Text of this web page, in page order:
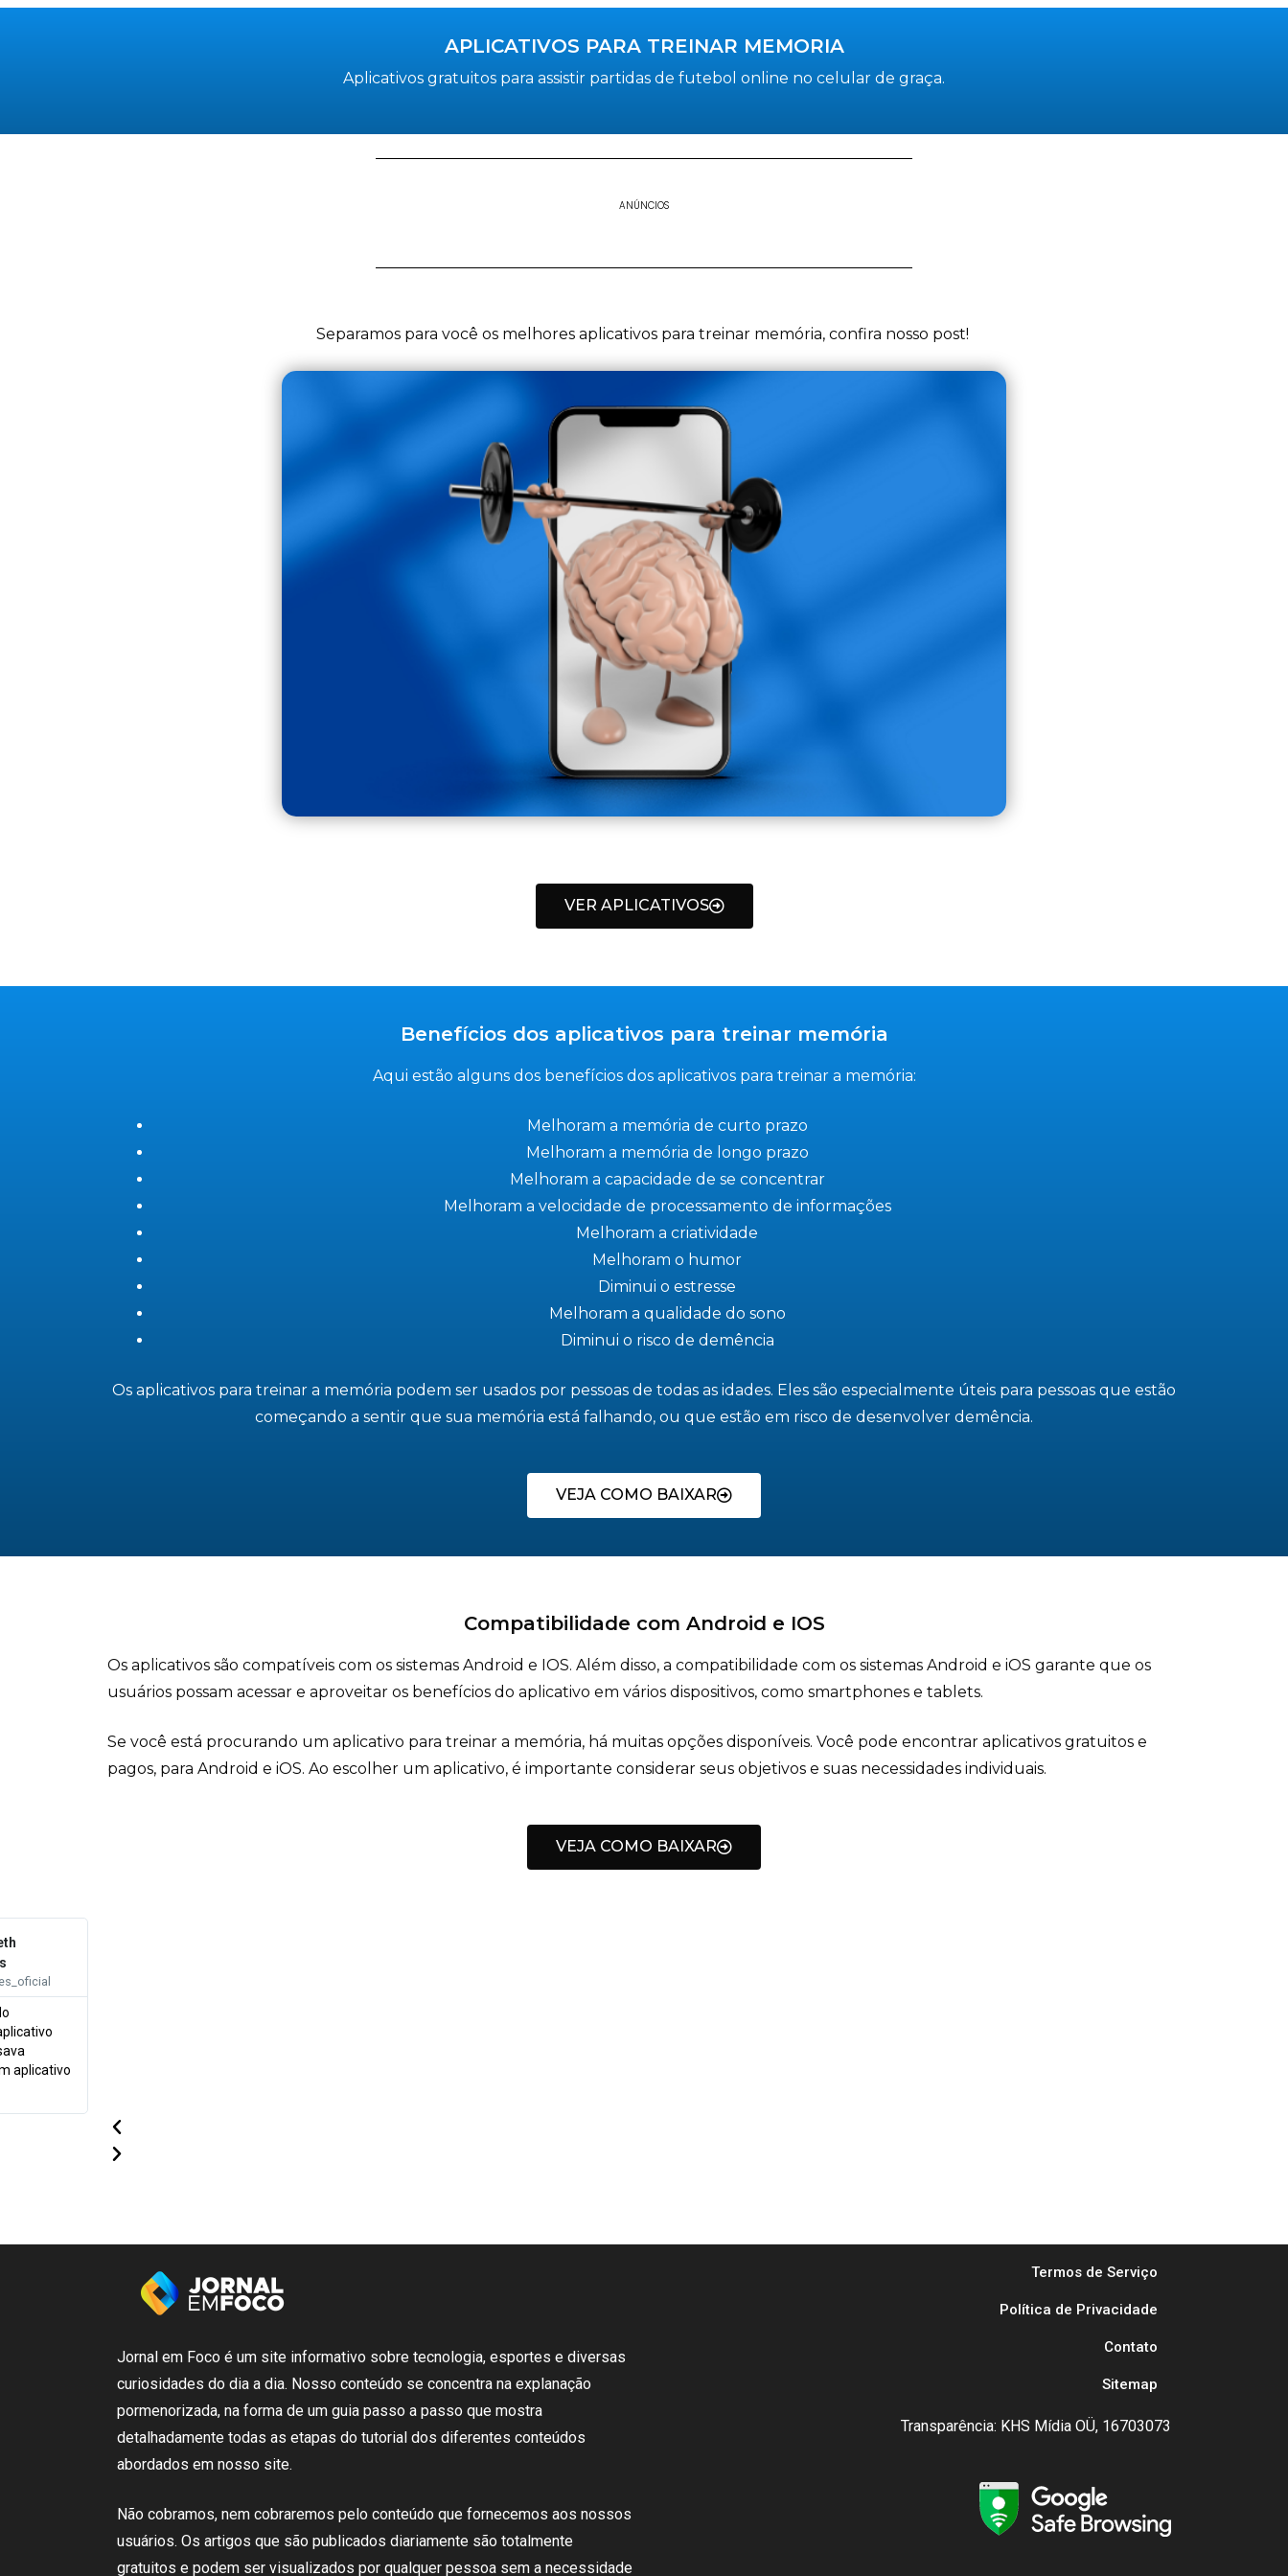
APLICATIVOS PARA TREINAR MEMORIA
Aplicativos gratuitos para assistir partidas de futebol online no celular de graça.
ANÚNCIOS
Separamos para você os melhores aplicativos para treinar memória, confira nosso post!
VER APLICATIVOS
Benefícios dos aplicativos para treinar memória
Aqui estão alguns dos benefícios dos aplicativos para treinar a memória:
Melhoram a memória de curto prazo
Melhoram a memória de longo prazo
Melhoram a capacidade de se concentrar
Melhoram a velocidade de processamento de informações
Melhoram a criatividade
Melhoram o humor
Diminui o estresse
Melhoram a qualidade do sono
Diminui o risco de demência
Os aplicativos para treinar a memória podem ser usados por pessoas de todas as idades. Eles são especialmente úteis para pessoas que estão
começando a sentir que sua memória está falhando, ou que estão em risco de desenvolver demência.
VEJA COMO BAIXAR
Compatibilidade com Android e IOS
Os aplicativos são compatíveis com os sistemas Android e IOS. Além disso, a compatibilidade com os sistemas Android e iOS garante que os
usuários possam acessar e aproveitar os benefícios do aplicativo em vários dispositivos, como smartphones e tablets.
Se você está procurando um aplicativo para treinar a memória, há muitas opções disponíveis. Você pode encontrar aplicativos gratuitos e
pagos, para Android e iOS. Ao escolher um aplicativo, é importante considerar seus objetivos e suas necessidades individuais.
VEJA COMO BAIXAR
aplicativo
Jornal em Foco é um site informativo sobre tecnologia, esportes e diversas
curiosidades do dia a dia. Nosso conteúdo se concentra na explanação
pormenorizada, na forma de um guia passo a passo que mostra
detalhadamente todas as etapas do tutorial dos diferentes conteúdos
abordados em nosso site.
Não cobramos, nem cobraremos pelo conteúdo que fornecemos aos nossos
usuários. Os artigos que são publicados diariamente são totalmente
gratuitos e podem ser visualizados por qualquer pessoa sem a necessidade
Termos de Serviço
Política de Privacidade
Contato
Sitemap
Transparência: KHS Mídia OÜ, 16703073